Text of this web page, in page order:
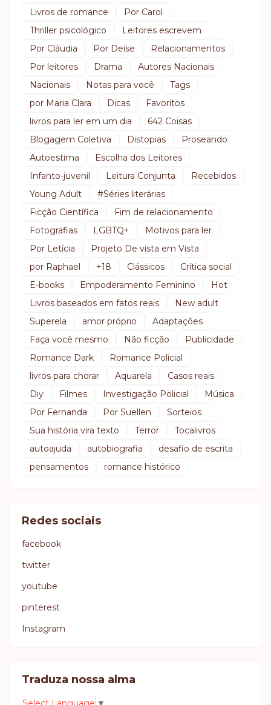
Livros de romance
Por Carol
Thriller psicológico
Leitores escrevem
Por Cláudia
Por Deise
Relacionamentos
Por leitores
Drama
Autores Nacionais
Nacionais
Notas para você
Tags
por Maria Clara
Dicas
Favoritos
livros para ler em um dia
642 Coisas
Blogagem Coletiva
Distopias
Proseando
Autoestima
Escolha dos Leitores
Infanto-juvenil
Leitura Conjunta
Recebidos
Young Adult
#Séries literárias
Ficção Científica
Fim de relacionamento
Fotografias
LGBTQ+
Motivos para ler
Por Letícia
Projeto De vista em Vista
por Raphael
+18 Clássicos
Crítica social
E-books
Empoderamento Feminino
Hot
Livros baseados em fatos reais
New adult
Superela
amor próprio
Adaptações
Faça você mesmo
Não ficção
Publicidade
Romance Dark
Romance Policial
livros para chorar
Aquarela
Casos reais
Diy
Filmes Investigação Policial
Música
Por Fernanda
Por Suellen
Sorteios
Sua história vira texto
Terror
Tocalivros
autoajuda
autobiografia
desafio de escrita
pensamentos
romance histórico
Redes sociais
facebook
twitter
youtube
pinterest
Instagram
Traduza nossa alma